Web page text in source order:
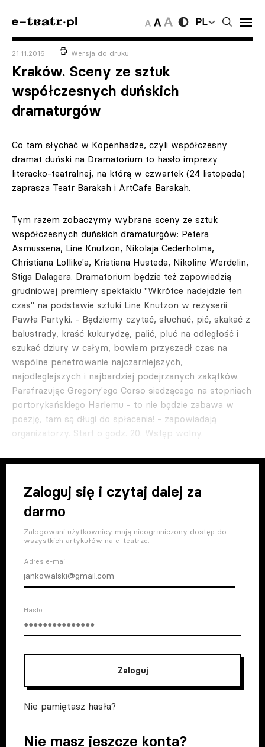
PL
21.11.2016 Wersja do druku
Kraków. Sceny ze sztuk
współczesnych duńskich
dramaturgów
Co tam słychać w Kopenhadze, czyli współczesny
dramat duński na Dramatorium to hasło imprezy
literacko-teatralnej, na którą w czwartek (24 listopada)
zaprasza Teatr Barakah i ArtCafe Barakah.
Tym razem zobaczymy wybrane sceny ze sztuk
współczesnych duńskich dramaturgów: Petera
Asmussena, Line Knutzon, Nikolaja Cederholma,
Christiana Lollike'a, Kristiana Husteda, Nikoline Werdelin,
Stiga Dalagera. Dramatorium będzie też zapowiedzią
grudniowej premiery spektaklu "Wkrótce nadejdzie ten
czas" na podstawie sztuki Line Knutzon w reżyserii
Pawła Partyki. - Będziemy czytać, słuchać, pić, skakać z
balustrady, kraść kukurydzę, palić, pluć na odległość i
szukać dziury w całym, bowiem przyszedł czas na
wspólne penetrowanie najczarniejszych,
najodleglejszych i najbardziej podejrzanych zakątków.
Parafrazując Gregory'ego Corso siedzącego na stopniach
portorykańskiego Harlemu - to nie będzie zabawa w
poezję, tam są długi do spłacenia! - zapowiadają
organizatorzy. Start o godz. 20. Wstęp wolny.
Zaloguj się i czytaj dalej za
darmo
Zalogowani użytkownicy mają nieograniczony dostęp do
wszystkich artykułów na e-teatrze.
Adres e-mail
Haslo
Zaloguj
Nie pamiętasz hasła?
Nie masz jeszcze konta?